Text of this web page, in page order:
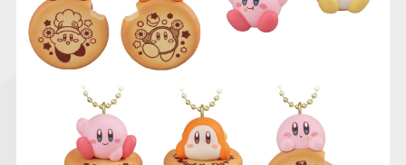
仮面ライダーシリー
ズ
ガンダムシリーズ アンパンマン
キャラパキ
にふぉるめーしょん
＆スクエアシール
ポケモンスケールワ
ールド